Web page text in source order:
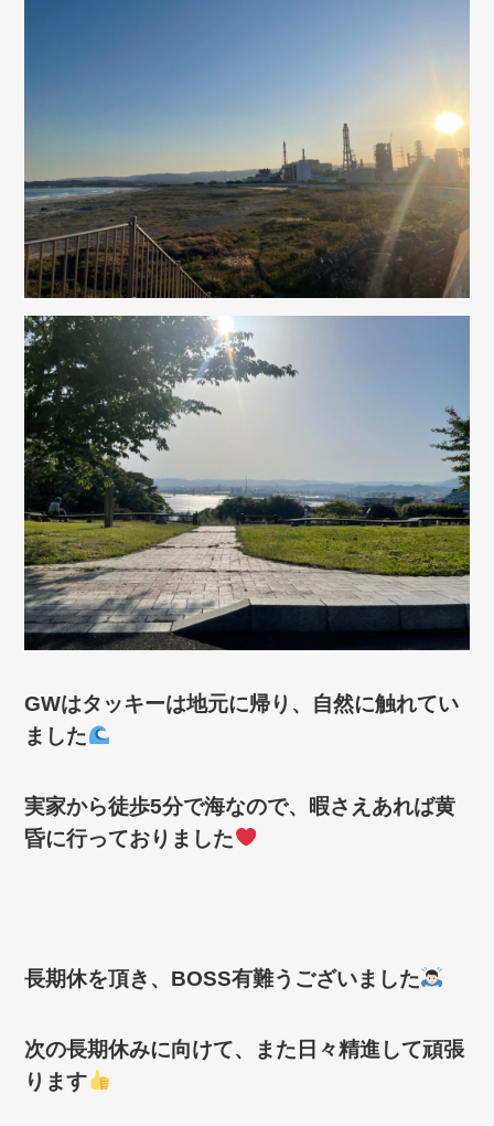
GWはタッキーは地元に帰り、自然に触れてい
ました
実家から徒歩5分で海なので、暇さえあれば黄
昏に行っておりました
長期休を頂き、 BOSS有難うございました
次の長期休みに向けて、また日々精進して頑張
ります